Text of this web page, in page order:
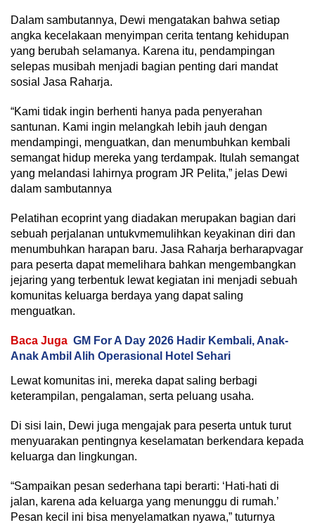
Dalam sambutannya, Dewi mengatakan bahwa setiap
angka kecelakaan menyimpan cerita tentang kehidupan
yang berubah selamanya. Karena itu, pendampingan
selepas musibah menjadi bagian penting dari mandat
sosial Jasa Raharja.
“Kami tidak ingin berhenti hanya pada penyerahan
santunan. Kami ingin melangkah lebih jauh dengan
mendampingi, menguatkan, dan menumbuhkan kembali
semangat hidup mereka yang terdampak. Itulah semangat
yang melandasi lahirnya program JR Pelita,” jelas Dewi
dalam sambutannya
Pelatihan ecoprint yang diadakan merupakan bagian dari
sebuah perjalanan untukvmemulihkan keyakinan diri dan
menumbuhkan harapan baru. Jasa Raharja berharapvagar
para peserta dapat memelihara bahkan mengembangkan
jejaring yang terbentuk lewat kegiatan ini menjadi sebuah
komunitas keluarga berdaya yang dapat saling
menguatkan.
Baca Juga GM For A Day 2026 Hadir Kembali, Anak-
Anak Ambil Alih Operasional Hotel Sehari
Lewat komunitas ini, mereka dapat saling berbagi
keterampilan, pengalaman, serta peluang usaha.
Di sisi lain, Dewi juga mengajak para peserta untuk turut
menyuarakan pentingnya keselamatan berkendara kepada
keluarga dan lingkungan.
“Sampaikan pesan sederhana tapi berarti: ‘Hati-hati di
jalan, karena ada keluarga yang menunggu di rumah.’
Pesan kecil ini bisa menyelamatkan nyawa,” tuturnya